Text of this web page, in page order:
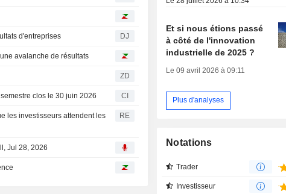
d'entreprises DJ
avalanche de résultats
ZD
clos le 30 juin 2026 CI
les investisseurs attendent les
RE
Jul 28, 2026
Et si nous étions passé
à côté de l'innovation
industrielle de 2025 ?
Le 09 avril 2026 à 09:11
Plus d'analyses
Notations
Trader
Investisseur